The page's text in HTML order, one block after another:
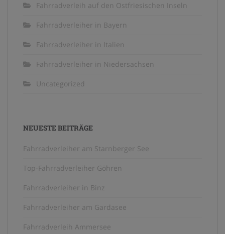
Fahrradverleih auf den Ostfriesischen Inseln
Fahrradverleiher in Bayern
Fahrradverleiher in Italien
Fahrradverleiher in Niedersachsen
Uncategorized
NEUESTE BEITRÄGE
Fahrradverleiher am Starnberger See
Top-Fahrradverleiher Göhren
Fahrradverleiher in Binz
Fahrradverleiher am Gardasee
Fahrradverleih Ammersee